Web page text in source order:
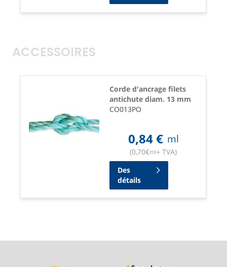
ACCESSOIRES
Corde d'ancrage filets
antichute diam. 13 mm
CO013PO
0,84€ ml
(0,70€ml+ TVA)
Des
détails